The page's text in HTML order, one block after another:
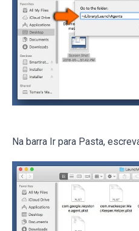
Na barra Ir para Pasta,